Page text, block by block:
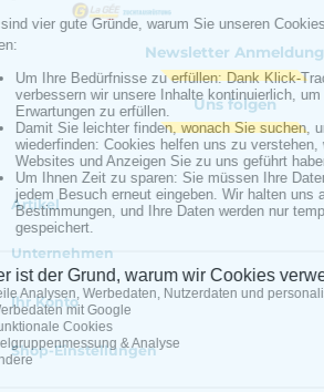
Newsletter Anmeldung
Uns folgen
Artikel
Unternehmen
Ihr Konto
Shop-Einstellungen